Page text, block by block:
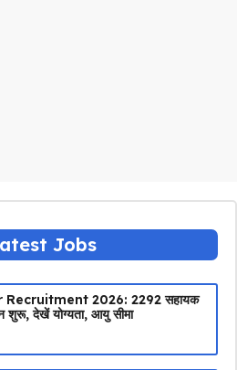
Jobs
2026: 2292 सहायक
शुरू, देखें योग्यता, आयु सीमा